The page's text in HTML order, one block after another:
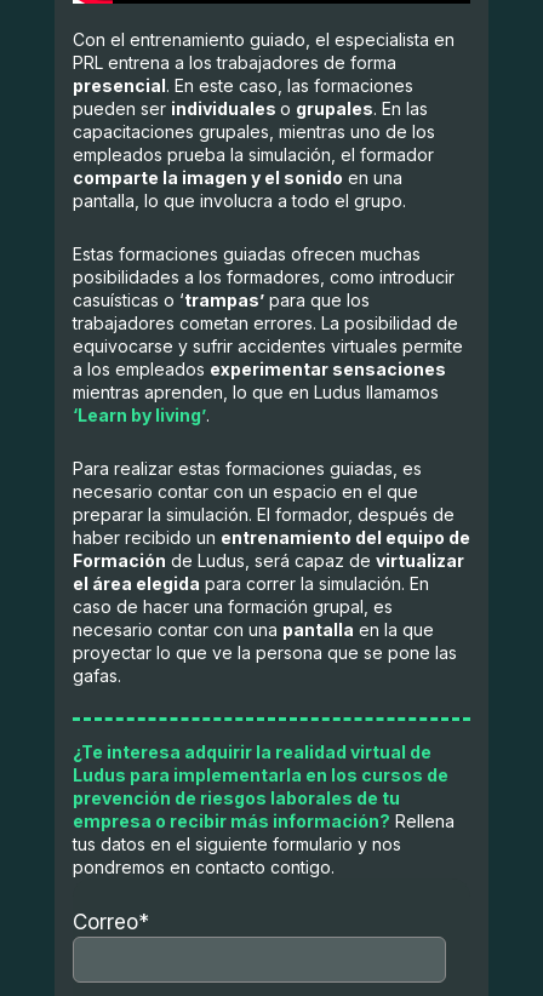
Con el entrenamiento guiado, el especialista en
PRL entrena a los trabajadores de forma
presencial. En este caso, las formaciones
pueden ser individuales o grupales. En las
capacitaciones grupales, mientras uno de los
empleados prueba la simulación, el formador
comparte la imagen y el sonido en una
pantalla, lo que involucra a todo el grupo.
Estas formaciones guiadas ofrecen muchas
posibilidades a los formadores, como introducir
casuísticas o ‘trampas’ para que los
trabajadores cometan errores. La posibilidad de
equivocarse y sufrir accidentes virtuales permite
a los empleados experimentar sensaciones
mientras aprenden, lo que en Ludus llamamos
‘Learn by living’.
Para realizar estas formaciones guiadas, es
necesario contar con un espacio en el que
preparar la simulación. El formador, después de
haber recibido un entrenamiento del equipo de
Formación de Ludus, será capaz de virtualizar
el área elegida para correr la simulación. En
caso de hacer una formación grupal, es
necesario contar con una pantalla en la que
proyectar lo que ve la persona que se pone las
gafas.
¿Te interesa adquirir la realidad virtual de
Ludus para implementarla en los cursos de
prevención de riesgos laborales de tu
empresa o recibir más información? Rellena
tus datos en el siguiente formulario y nos
pondremos en contacto contigo.
Correo*